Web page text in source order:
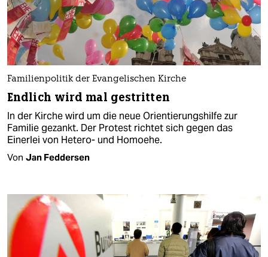
Familienpolitik der Evangelischen Kirche
Endlich wird mal gestritten
In der Kirche wird um die neue Orientierungshilfe zur
Familie gezankt. Der Protest richtet sich gegen das
Einerlei von Hetero- und Homoehe.
Von Jan Feddersen